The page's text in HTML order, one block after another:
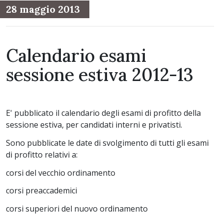
28 maggio 2013
Calendario esami
sessione estiva 2012-13
E' pubblicato il calendario degli esami di profitto della
sessione estiva, per candidati interni e privatisti.
Sono pubblicate le date di svolgimento di tutti gli esami
di profitto relativi a:
corsi del vecchio ordinamento
corsi preaccademici
corsi superiori del nuovo ordinamento